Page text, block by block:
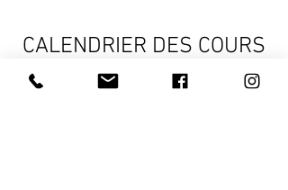
CALENDRIER DES COURS
DÉBUT DES COURS 12 SEPTEMBRE 2026.